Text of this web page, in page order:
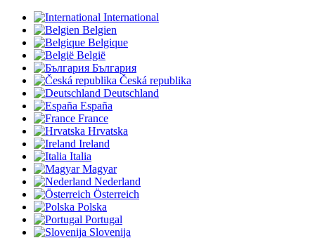
International
Belgien
Belgique
België
България
Česká republika
Deutschland
España
France
Hrvatska
Ireland
Italia
Magyar
Nederland
Österreich
Polska
Portugal
Slovenija